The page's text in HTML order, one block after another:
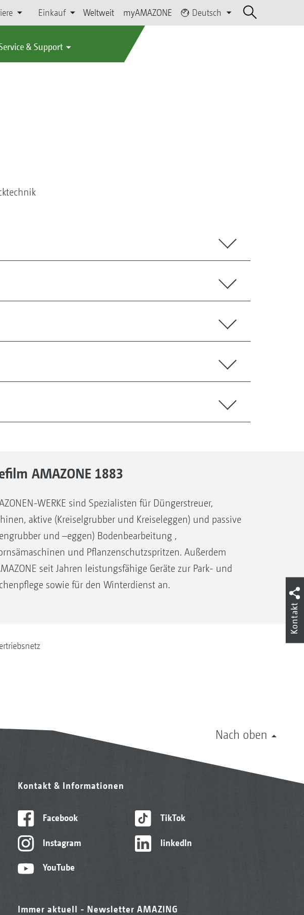
Einkauf Weltweit myAMAZONE Deutsch
& Support
AMAZONE 1883
WERKE sind Spezialisten für Düngerstreuer,
aktive (Kreiselgrubber und Kreiseleggen) und passive
und –eggen) Bodenbearbeitung ,
und Pflanzenschutzspritzen. Außerdem
seit Jahren leistungsfähige Geräte zur Park- und
sowie für den Winterdienst an.
Nach oben
Kontakt & Informationen
Facebook
Instagram
YouTube
TikTok
linkedIn
Immer aktuell - Newsletter AMAZING
Kontakt